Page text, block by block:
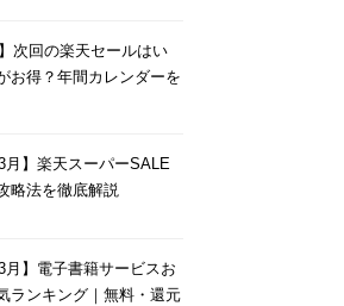
】次回の楽天セールはい
お得？年間カレンダーを
3月】楽天スーパーSALE
略法を徹底解説
3月】電子書籍サービスお
ランキング｜無料・還元